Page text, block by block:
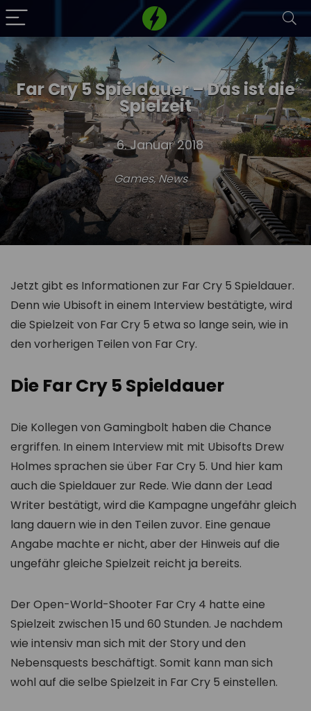
Far Cry 5 Spieldauer – Das ist die
Spielzeit
6. Januar 2018
Games,News
Jetzt gibt es Informationen zur Far Cry 5 Spieldauer.
Denn wie Ubisoft in einem Interview bestätigte, wird
die Spielzeit von Far Cry 5 etwa so lange sein, wie in
den vorherigen Teilen von Far Cry.
Die Far Cry 5 Spieldauer
Die Kollegen von Gamingbolt haben die Chance
ergriffen. In einem Interview mit mit Ubisofts Drew
Holmes sprachen sie über Far Cry 5. Und hier kam
auch die Spieldauer zur Rede. Wie dann der Lead
Writer bestätigt, wird die Kampagne ungefähr gleich
lang dauern wie in den Teilen zuvor. Eine genaue
Angabe machte er nicht, aber der Hinweis auf die
ungefähr gleiche Spielzeit reicht ja bereits.
Der Open-World-Shooter Far Cry 4 hatte eine
Spielzeit zwischen 15 und 60 Stunden. Je nachdem
wie intensiv man sich mit der Story und den
Nebensquests beschäftigt. Somit kann man sich
wohl auf die selbe Spielzeit in Far Cry 5 einstellen.